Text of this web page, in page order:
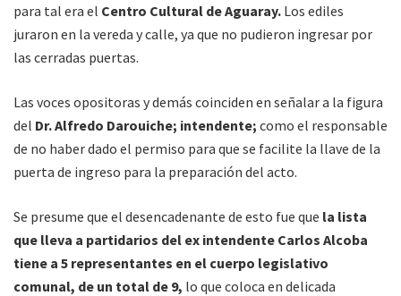
para tal era el Centro Cultural de Aguaray. Los ediles
juraron en la vereda y calle, ya que no pudieron ingresar por
las cerradas puertas.
Las voces opositoras y demás coinciden en señalar a la figura
del Dr. Alfredo Darouiche; intendente; como el responsable
de no haber dado el permiso para que se facilite la llave de la
puerta de ingreso para la preparación del acto.
Se presume que el desencadenante de esto fue que la lista
que lleva a partidarios del ex intendente Carlos Alcoba
tiene a 5 representantes en el cuerpo legislativo
comunal, de un total de 9, lo que coloca en delicada